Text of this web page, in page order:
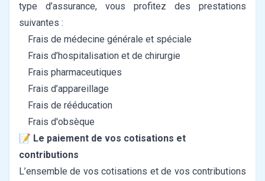
type d’assurance, vous profitez des prestations
suivantes :
Frais de médecine générale et spéciale
Frais d’hospitalisation et de chirurgie
Frais pharmaceutiques
Frais d’appareillage
Frais de rééducation
Frais d'obsèque
📝 Le paiement de vos cotisations et
contributions
L’ensemble de vos cotisations et de vos contributions